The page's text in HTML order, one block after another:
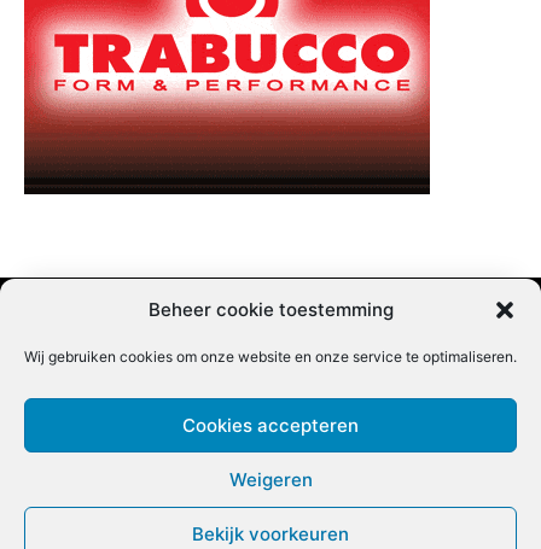
Beheer cookie toestemming
Wij gebruiken cookies om onze website en onze service te optimaliseren.
Cookies accepteren
Weigeren
Bekijk voorkeuren
Nieuwsbrief inschrijven | Partner content